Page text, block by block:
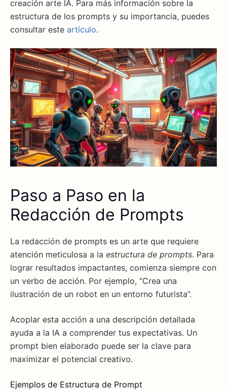
creación arte IA. Para más información sobre la
estructura de los prompts y su importancia, puedes
consultar este artículo.
Paso a Paso en la
Redacción de Prompts
La redacción de prompts es un arte que requiere
atención meticulosa a la estructura de prompts. Para
lograr resultados impactantes, comienza siempre con
un verbo de acción. Por ejemplo, “Crea una
ilustración de un robot en un entorno futurista”.
Acoplar esta acción a una descripción detallada
ayuda a la IA a comprender tus expectativas. Un
prompt bien elaborado puede ser la clave para
maximizar el potencial creativo.
Ejemplos de Estructura de Prompt